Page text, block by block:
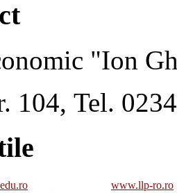
"Ion
104, Tel.
www.llp-ro.ro